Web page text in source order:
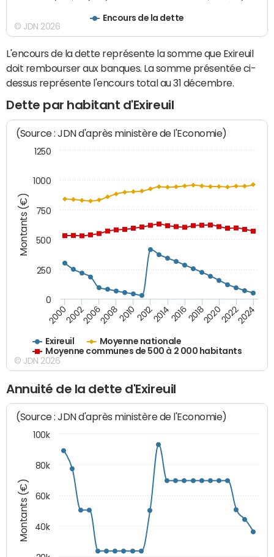
Encours de la dette
© JDN 2026
L'encours de la dette représente la somme que Exireuil
doit rembourser aux banques. La somme présentée ci-
dessus représente l'encours total au 31 décembre.
Dette par habitant d'Exireuil
Montants (€)
(Source : JDN d'après ministère de l'Economie)
Exireuil
Moyenne nationale
Moyenne communes de 500 à 2 000 habitants
200020022006200820102012201420162018202020222024
0
250
500
750
1000
1250
© JDN 2026
Annuité de la dette d'Exireuil
Montants (€)
(Source : JDN d'après ministère de l'Economie)
40k
60k
80k
100k